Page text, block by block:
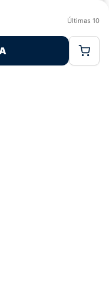
a ciertasÚltimas 10
Sin Límites